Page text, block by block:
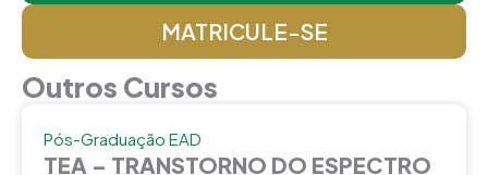
MATRICULE-SE
Outros Cursos
Pós-Graduação EAD
TEA – TRANSTORNO DO ESPECTRO